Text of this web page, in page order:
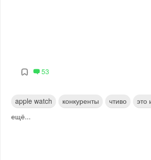
53
apple watch конкуренты чтиво
это
ещё...